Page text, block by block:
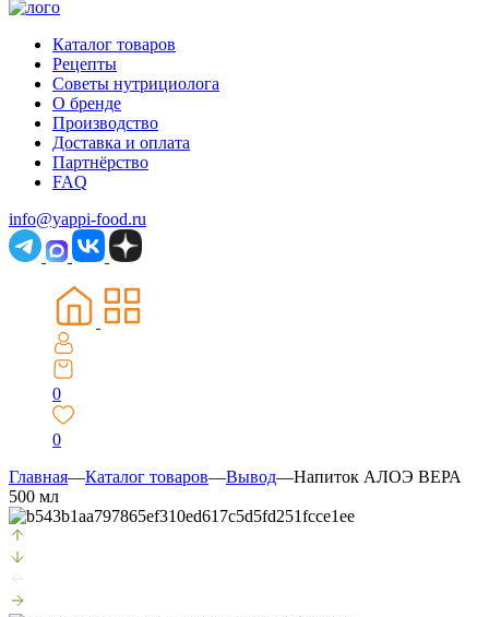
Каталог товаров
Рецепты
Советы нутрициолога
О бренде
Производство
Доставка и оплата
Партнёрство
FAQ
info@yappi-food.ru
0
0
Главная—Каталог товаров—Вывод—Напиток АЛОЭ ВЕРА
500 мл